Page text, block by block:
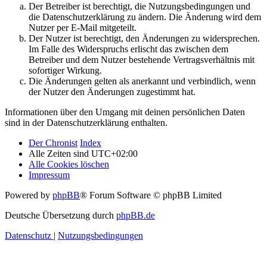
Der Betreiber ist berechtigt, die Nutzungsbedingungen und
die Datenschutzerklärung zu ändern. Die Änderung wird dem
Nutzer per E-Mail mitgeteilt.
Der Nutzer ist berechtigt, den Änderungen zu widersprechen.
Im Falle des Widerspruchs erlischt das zwischen dem
Betreiber und dem Nutzer bestehende Vertragsverhältnis mit
sofortiger Wirkung.
Die Änderungen gelten als anerkannt und verbindlich, wenn
der Nutzer den Änderungen zugestimmt hat.
Informationen über den Umgang mit deinen persönlichen Daten
sind in der Datenschutzerklärung enthalten.
Der Chronist Index
Alle Zeiten sind UTC+02:00
Alle Cookies löschen
Impressum
Powered by phpBB® Forum Software © phpBB Limited
Deutsche Übersetzung durch phpBB.de
Datenschutz | Nutzungsbedingungen